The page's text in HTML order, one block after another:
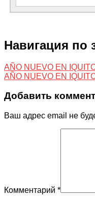
Навигация по
AÑO NUEVO EN
AÑO NUEVO EN
Добавить
Ваш адрес email не
Комментарий *